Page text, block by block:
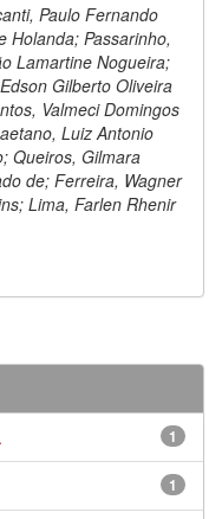
Paulo Fernando
Holanda; Passarinho,
Lamartine Nogueira;
Gilberto Oliveira
Valmeci Domingos
Luiz Antonio
Queiros, Gilmara
de; Ferreira, Wagner
Lima, Farlen Rhenir
1
1